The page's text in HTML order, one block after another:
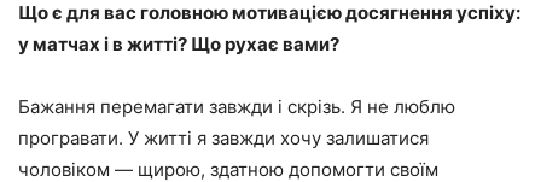
Що є для вас головною мотивацією досягнення успіху:
у матчах і в житті? Що рухає вами?
Бажання перемагати завжди і скрізь. Я не люблю
програвати. У житті я завжди хочу залишатися
чоловіком — щирою, здатною допомогти своїм